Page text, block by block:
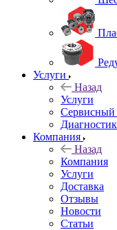
Услуги
Назад
Услуги
Сервисный
Компания
Назад
Компания
Услуги
Доставка
Отзывы
Новости
Статьи